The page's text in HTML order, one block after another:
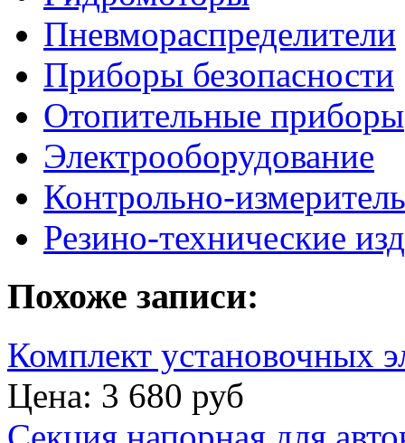
Пневмораспределители
Приборы безопасности
Отопительные приборы
Электрооборудование
Контрольно-
Резино-технические
Похоже записи:
Комплект установочных
Цена: 3 680 руб